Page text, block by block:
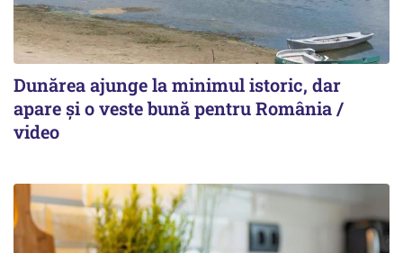
Dunărea ajunge la minimul istoric, dar
apare și o veste bună pentru România /
video